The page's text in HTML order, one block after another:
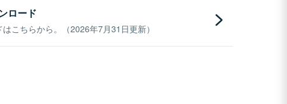
ロード
こちらから。（2026年7月31日更新）